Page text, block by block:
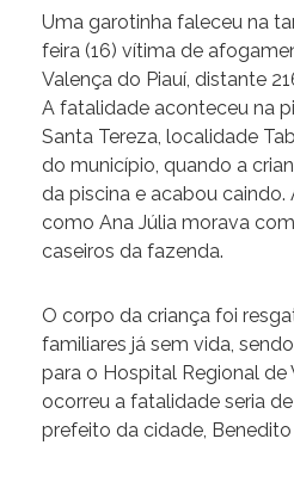
Uma garotinha faleceu na
feira (16) vítima de
Valença do Piauí, distante
A fatalidade aconteceu na
Santa Tereza, localidade
do município, quando a
da piscina e acabou
como Ana Júlia morava
caseiros da fazenda.
O corpo da criança foi
familiares já sem vida,
para o Hospital Regional de
ocorreu a fatalidade seria
prefeito da cidade, Benedito